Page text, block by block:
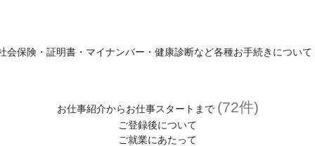
会保険・証明書・マイナンバー・健康診断など各種お手続きについて
お仕事紹介からお仕事スタートまで (72件)
ご登録後について
ご就業にあたって